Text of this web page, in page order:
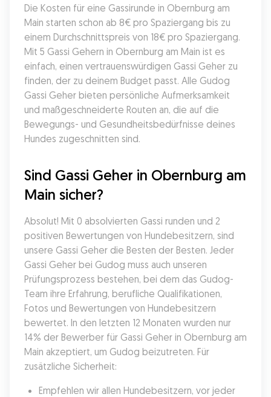
Die Kosten für eine Gassirunde in Obernburg am
Main starten schon ab 8€ pro Spaziergang bis zu
einem Durchschnittspreis von 18€ pro Spaziergang.
Mit 5 Gassi Gehern in Obernburg am Main ist es
einfach, einen vertrauenswürdigen Gassi Geher zu
finden, der zu deinem Budget passt. Alle Gudog
Gassi Geher bieten persönliche Aufmerksamkeit
und maßgeschneiderte Routen an, die auf die
Bewegungs- und Gesundheitsbedürfnisse deines
Hundes zugeschnitten sind.
Sind Gassi Geher in Obernburg am
Main sicher?
Absolut! Mit 0 absolvierten Gassi runden und 2
positiven Bewertungen von Hundebesitzern, sind
unsere Gassi Geher die Besten der Besten. Jeder
Gassi Geher bei Gudog muss auch unseren
Prüfungsprozess bestehen, bei dem das Gudog-
Team ihre Erfahrung, berufliche Qualifikationen,
Fotos und Bewertungen von Hundebesitzern
bewertet. In den letzten 12 Monaten wurden nur
14% der Bewerber für Gassi Geher in Obernburg am
Main akzeptiert, um Gudog beizutreten. Für
zusätzliche Sicherheit:
Empfehlen wir allen Hundebesitzern, vor jeder